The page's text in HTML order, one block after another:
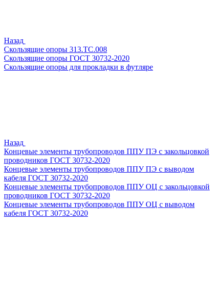
Назад
Скользящие опоры 313.ТС.008
Скользящие опоры ГОСТ 30732-2020
Скользящие опоры для прокладки в футляре
Назад
Концевые элементы трубопроводов ППУ ПЭ с закольцовкой
проводников ГОСТ 30732-2020
Концевые элементы трубопроводов ППУ ПЭ с выводом
кабеля ГОСТ 30732-2020
Концевые элементы трубопроводов ППУ ОЦ с закольцовкой
проводников ГОСТ 30732-2020
Концевые элементы трубопроводов ППУ ОЦ с выводом
кабеля ГОСТ 30732-2020